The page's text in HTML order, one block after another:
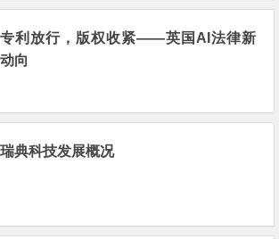
专利放行，版权收紧——英国AI法律新
动向
瑞典科技发展概况